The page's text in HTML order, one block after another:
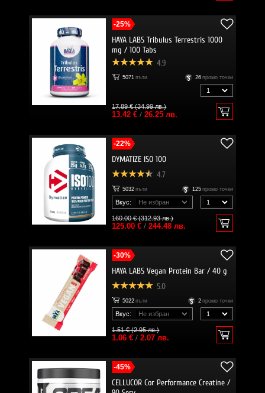
-25%
HAYA LABS Tribulus Terrestris 1000
mg / 100 Tabs
4.9
5071 пъти 26 промо точки
17.89 € (34.99 лв.)
13.42 €/ 26.25 лв.
-22%
DYMATIZE ISO 100
4.7
5032 пъти 125 промо точки
Вкус:
160.00 € (312.93 лв.)
125.00 €/ 244.48 лв.
-30%
HAYA LABS Vegan Protein Bar / 40 g
5.0
5022 пъти 2 промо точки
Вкус:
1.51 € (2.95 лв.)
1.06 €/ 2.07 лв.
-45%
CELLUCOR Cor Performance Creatine /